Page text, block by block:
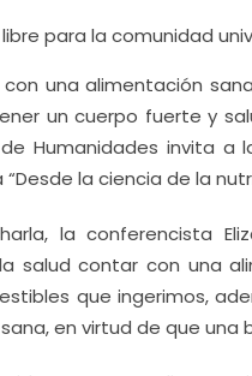
para la comunidad
una alimentación
un cuerpo fuerte y
Humanidades invita
la ciencia de la
la conferencista
salud contar con una
que ingerimos,
en virtud de que una